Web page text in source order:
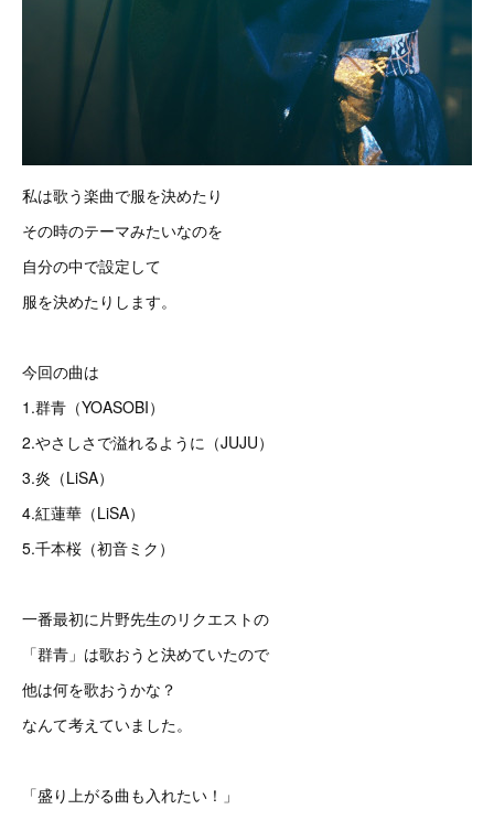
私は歌う楽曲で服を決めたり
その時のテーマみたいなのを
自分の中で設定して
服を決めたりします。
今回の曲は
1.群青（YOASOBI）
2.やさしさで溢れるように（JUJU）
3.炎（LiSA）
4.紅蓮華（LiSA）
5.千本桜（初音ミク）
一番最初に片野先生のリクエストの
「群青」は歌おうと決めていたので
他は何を歌おうかな？
なんて考えていました。
「盛り上がる曲も入れたい！」